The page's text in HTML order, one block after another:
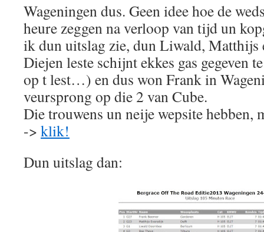
Wageningen dus. Geen idee hoe de
heure zeggen na verloop van tijd un
ik dun uitslag zie, dun Liwald, Matthijs
Diejen leste schijnt ekkes gas gegeven
op t lest…) en dus won Frank in
veursprong op die 2 van Cube.
Die trouwens un neije wepsite hebben,
-> klik!
Dun uitslag dan: